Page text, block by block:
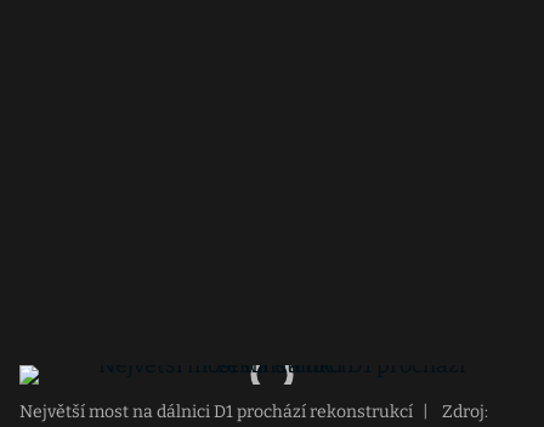
Největší most na dálnici D1 prochází rekonstrukcí
Zdroj: